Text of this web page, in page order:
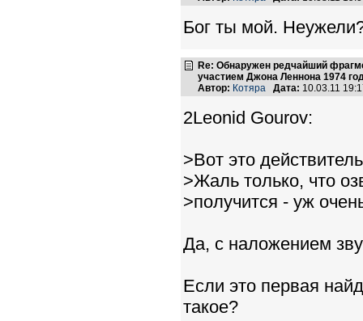
Бог ты мой.
Re: Обнаружен редчайший
участием Джона Леннона 1974
Автор: Котяра Дата: 10.03.11
2Leonid Gourov:
>Вот это
>Жаль только, что
>получится - уж
Да, с наложением
Если это первая
такое?